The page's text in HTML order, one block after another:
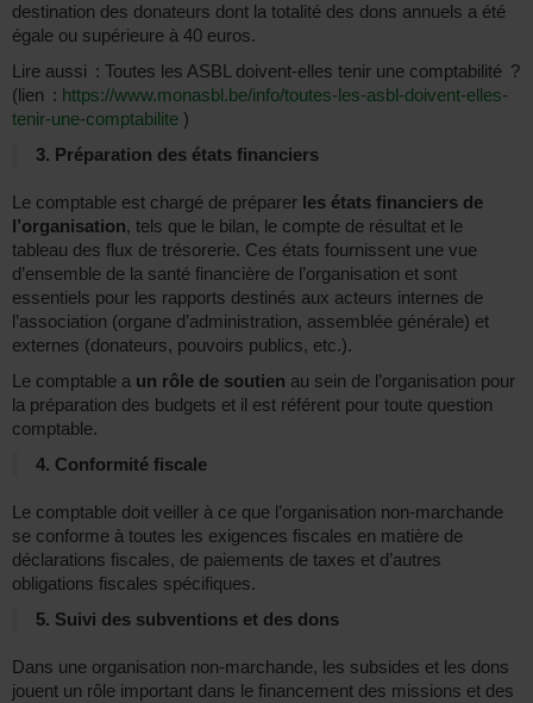
destination des donateurs dont la totalité des dons annuels a été
égale ou supérieure à 40 euros.
Lire aussi : Toutes les ASBL doivent-elles tenir une comptabilité ?
(lien : https://www.monasbl.be/info/toutes-les-asbl-doivent-elles-
tenir-une-comptabilite )
3. Préparation des états financiers
Le comptable est chargé de préparer les états financiers de
l’organisation, tels que le bilan, le compte de résultat et le
tableau des flux de trésorerie. Ces états fournissent une vue
d’ensemble de la santé financière de l’organisation et sont
essentiels pour les rapports destinés aux acteurs internes de
l’association (organe d’administration, assemblée générale) et
externes (donateurs, pouvoirs publics, etc.).
Le comptable a un rôle de soutien au sein de l’organisation pour
la préparation des budgets et il est référent pour toute question
comptable.
4. Conformité fiscale
Le comptable doit veiller à ce que l’organisation non-marchande
se conforme à toutes les exigences fiscales en matière de
déclarations fiscales, de paiements de taxes et d’autres
obligations fiscales spécifiques.
5. Suivi des subventions et des dons
Dans une organisation non-marchande, les subsides et les dons
jouent un rôle important dans le financement des missions et des